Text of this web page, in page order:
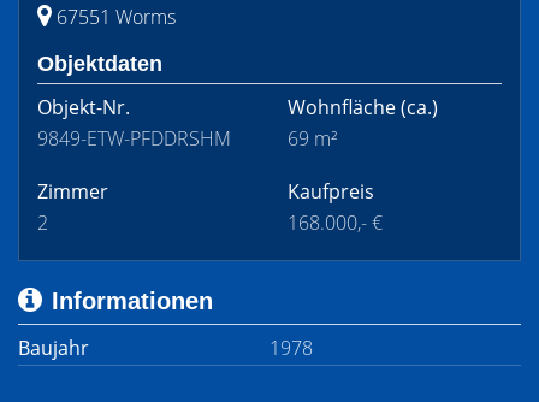
67551 Worms
Objektdaten
Objekt-Nr.
9849-ETW-PFDDRSHM
Wohnfläche(ca.)
69 m²
Zimmer
2
Kaufpreis
168.000,- €
Informationen
Baujahr
1978